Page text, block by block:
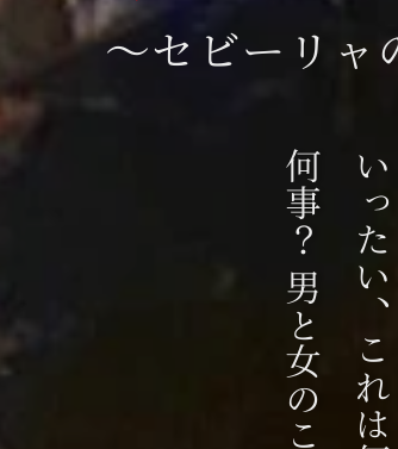
～セビーリャ
​何事？ 男と女のことだ。